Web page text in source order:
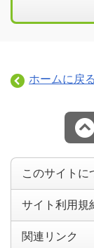
ホームに戻る
このサイトに
サイト利用規
関連リンク